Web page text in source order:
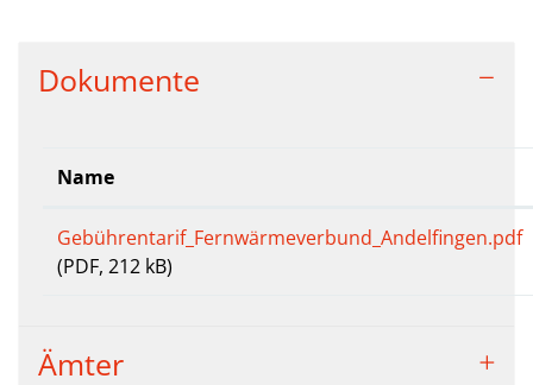
Dokumente
Name
Gebührentarif_Fernwärmeverbund_Andelfingen.pdf
(PDF, 212 kB)
Ämter